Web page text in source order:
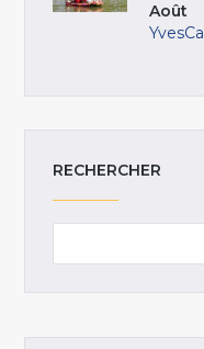
Août
RECHERCHER